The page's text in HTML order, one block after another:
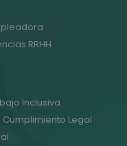
RRHH
Inclusiva
Cumplimiento Legal